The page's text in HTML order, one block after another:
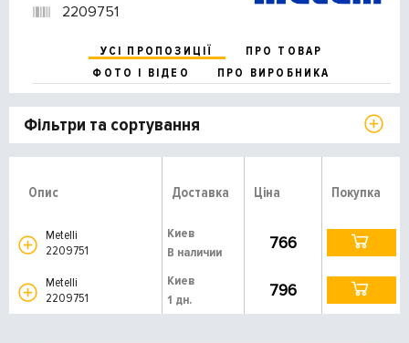
2209751
УСІ ПРОПОЗИЦІЇ
ПРО ТОВАР
ФОТО І ВІДЕО
ПРО ВИРОБНИКА
Фільтри та сортування
Опис Доставка Ціна Покупка
Metelli
2209751
Киев
В наличии
766
Metelli
2209751
Киев
1 дн.
796